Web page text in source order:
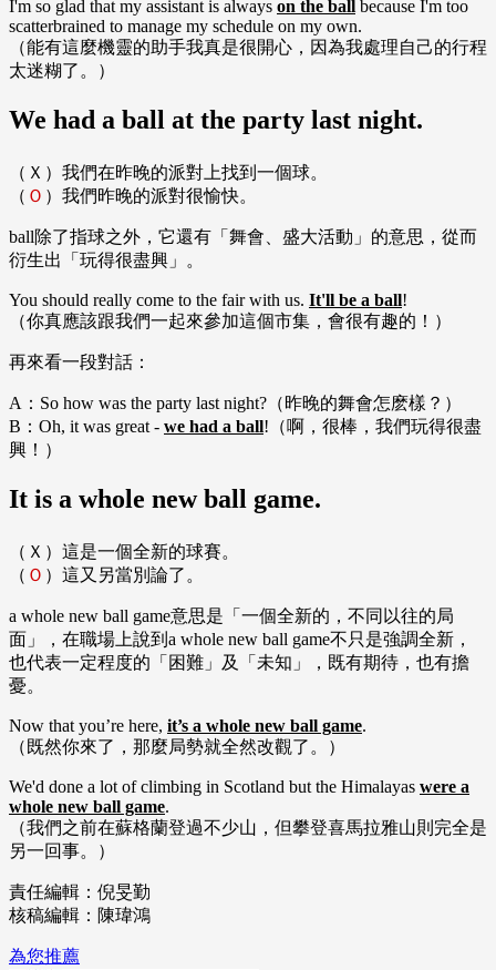
I'm so glad that my assistant is always on the ball because I'm too
scatterbrained to manage my schedule on my own.
（能有這麼機靈的助手我真是很開心，因為我處理自己的行程
太迷糊了。）
We had a ball at the party last night.
（Ｘ）我們在昨晚的派對上找到一個球。
（ Ｏ ）我們昨晚的派對很愉快。
ball除了指球之外，它還有「舞會、盛大活動」的意思，從而
衍生出「玩得很盡興」。
You should really come to the fair with us. It'll be a ball!
（你真應該跟我們一起來參加這個市集，會很有趣的！）
再來看一段對話：
A：So how was the party last night?（昨晚的舞會怎麽樣？）
B：Oh, it was great - we had a ball!（啊，很棒，我們玩得很盡
興！）
It is a whole new ball game.
（Ｘ）這是一個全新的球賽。
（ Ｏ ）這又另當別論了。
a whole new ball game意思是「一個全新的，不同以往的局
面」，在職場上說到a whole new ball game不只是強調全新，
也代表一定程度的「困難」及「未知」，既有期待，也有擔
憂。
Now that you’re here, it’s a whole new ball game.
（既然你來了，那麼局勢就全然改觀了。）
We'd done a lot of climbing in Scotland but the Himalayas were a
whole new ball game.
（我們之前在蘇格蘭登過不少山，但攀登喜馬拉雅山則完全是
另一回事。）
責任編輯：倪旻勤
核稿編輯：陳瑋鴻
為您推薦